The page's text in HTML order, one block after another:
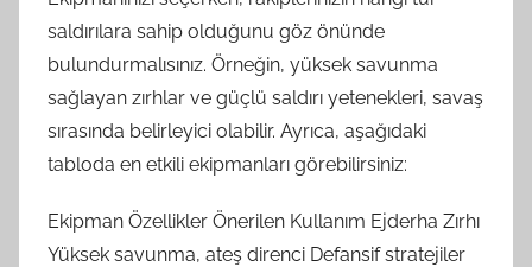
saldırılara sahip olduğunu göz önünde
bulundurmalısınız. Örneğin, yüksek savunma
sağlayan zırhlar ve güçlü saldırı yetenekleri, savaş
sırasında belirleyici olabilir. Ayrıca, aşağıdaki
tabloda en etkili ekipmanları görebilirsiniz:
Ekipman Özellikler Önerilen Kullanım Ejderha Zırhı
Yüksek savunma, ateş direnci Defansif stratejiler